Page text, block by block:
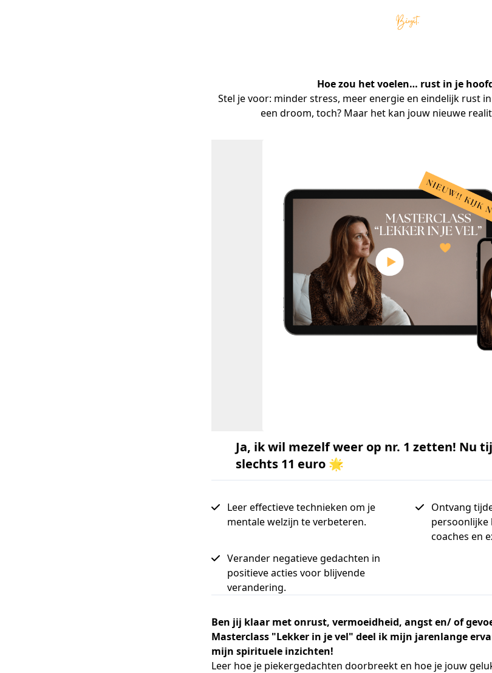
Hoe zou het voelen… rust in je
Stel je voor: minder stress, meer energie en eindelijk rust
een droom, toch? Maar het kan jouw nieuwe
Ja, ik wil mezelf weer op nr. 1 zetten! Nu
slechts 11 euro 🌟
Leer effectieve technieken om je
mentale welzijn te verbeteren.
Ontvang
persoonlijke
coaches en
Verander negatieve gedachten in
positieve acties voor blijvende
verandering.
Ben jij klaar met onrust, vermoeidheid, angst en/ of
Masterclass "Lekker in je vel" deel ik mijn jarenlange
mijn spirituele inzichten!
Leer hoe je piekergedachten doorbreekt en hoe je jouw